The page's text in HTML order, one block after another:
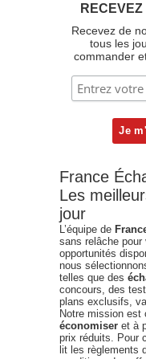
Recevez de
tous les
commander
France
Les
jour
L’équipe de
sans relâche pour
opportunités
nous
telles que des
concours, des
plans exclusifs,
Notre mission est
économiser et à
prix réduits. Pour
lit les règlements